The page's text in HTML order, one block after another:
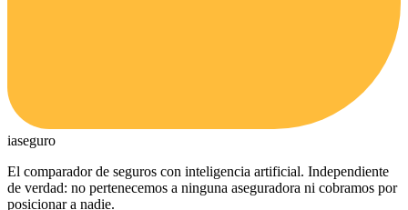
iaseguro
El comparador de seguros con inteligencia artificial. Independiente
de verdad: no pertenecemos a ninguna aseguradora ni cobramos por
posicionar a nadie.